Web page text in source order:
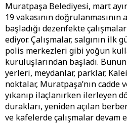
Muratpaşa Belediyesi, mart
19 vakasının
başladığı dezenfekte
ediyor. Çalışmalar, salgının ilk
polis merkezleri gibi yoğun
kuruluşlarından başladı.
yerleri, meydanlar, parklar,
noktalar, Muratpaşa’nın cadde
yıkanıp ilaçlanırken ilerleyen
durakları, yeniden açılan
ve kafelerde çalışmalar devam